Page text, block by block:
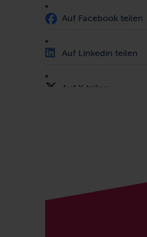
Auf Facebook teilen
Auf Linkedin teilen
Auf X teilen